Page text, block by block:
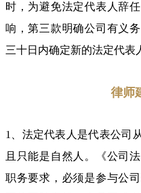
时，为避免法定代表人辞
响，第三款明确公司有义
三十日内确定新的法定代表
律师
1、法定代表人是代表公司
且只能是自然人。《公司
职务要求，必须是参与公